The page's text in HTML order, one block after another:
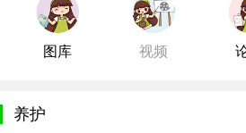
图库 视频
养护